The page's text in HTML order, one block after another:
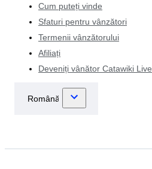
Cum puteți vinde
Sfaturi pentru vânzători
Termenii vânzătorului
Afiliați
Deveniți vânător Catawiki Live